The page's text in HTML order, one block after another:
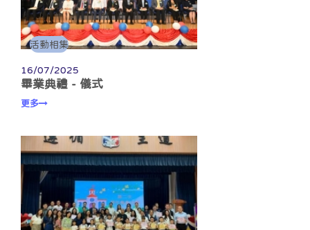
活動相集
16/07/2025
畢業典禮 - 儀式
更多